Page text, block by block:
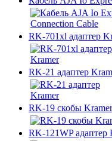
RK-701xl адаптер
RK-21 адаптер
RK-19 скобы Kramer
RK-121WP адаптер